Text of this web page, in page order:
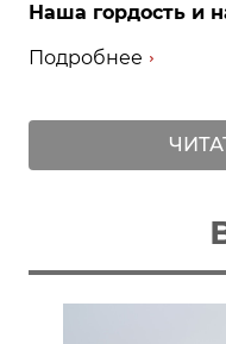
Наша гордость и
Подробнее